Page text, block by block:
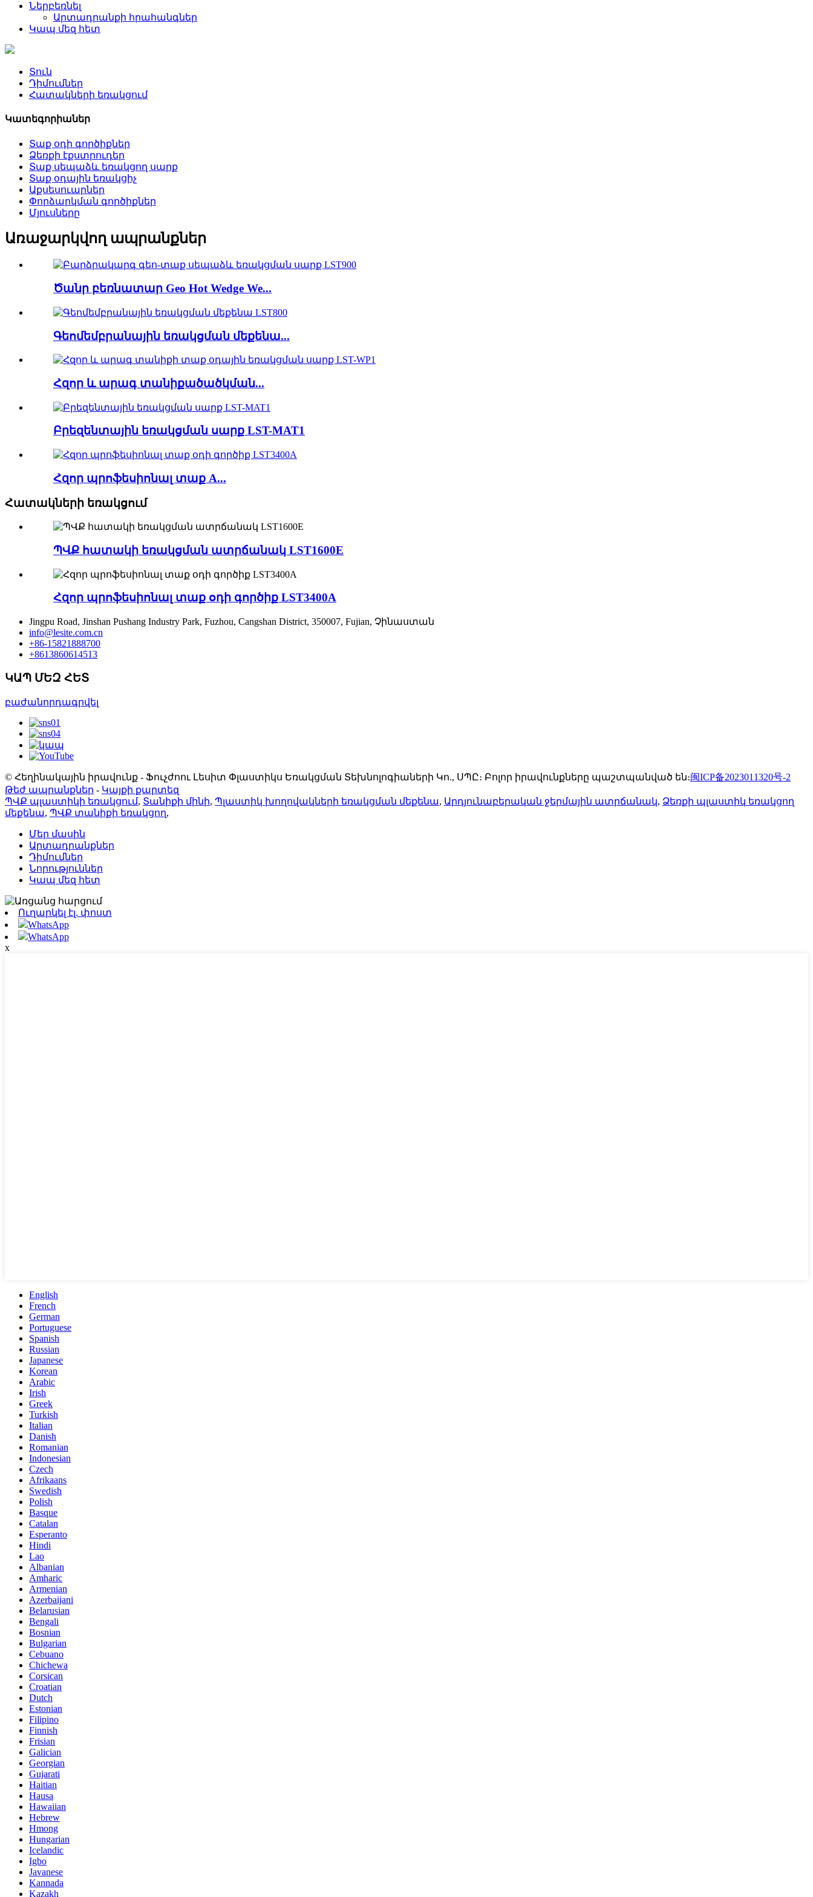
Ներբեռնել
Արտադրանքի հրահանգներ
Կապ մեզ հետ
Տուն
Դիմումներ
Հատակների եռակցում
Կատեգորիաներ
Տաք օդի գործիքներ
Ձեռքի էքստրուդեր
Տաք սեպաձև եռակցող սարք
Տաք օդային եռակցիչ
Աքսեսուարներ
Փորձարկման գործիքներ
Մյուսները
Առաջարկվող ապրանքներ
Ծանր բեռնատար Geo Hot Wedge We...
Գեոմեմբրանային եռակցման մեքենա...
Հզոր և արագ տանիքածածկման...
Բրեզենտային եռակցման սարք LST-MAT1
Հզոր պրոֆեսիոնալ տաք A...
Հատակների եռակցում
ՊՎՔ հատակի եռակցման ատրճանակ LST1600E
Հզոր պրոֆեսիոնալ տաք օդի գործիք LST3400A
Jingpu Road, Jinshan Pushang Industry Park, Fuzhou, Cangshan District, 350007, Fujian, Չինաստան
info@lesite.com.cn
+86-15821888700
+8613860614513
ԿԱՊ ՄԵԶ ՀԵՏ
բաժանորդագրվել
© Հեղինակային իրավունք - Ֆուչժոու Լեսիտ Փլաստիկս Եռակցման Տեխնոլոգիաների Կո., ՍՊԸ։ Բոլոր իրավունքները պաշտպանված են։闽ICP备2023011320号-2
Թեժ ապրանքներ - Կայքի քարտեզ
ՊՎՔ պլաստիկի եռակցում, Տանիքի մինի, Պլաստիկ խողովակների եռակցման մեքենա, Արդյունաբերական ջերմային ատրճանակ, Ձեռքի պլաստիկ եռակցող
մեքենա, ՊՎՔ տանիքի եռակցող,
Մեր մասին
Արտադրանքներ
Դիմումներ
Նորություններ
Կապ մեզ հետ
Ուղարկել էլ. փոստ
WhatsApp
WhatsApp
x
English
French
German
Portuguese
Spanish
Russian
Japanese
Korean
Arabic
Irish
Greek
Turkish
Italian
Danish
Romanian
Indonesian
Czech
Afrikaans
Swedish
Polish
Basque
Catalan
Esperanto
Hindi
Lao
Albanian
Amharic
Armenian
Azerbaijani
Belarusian
Bengali
Bosnian
Bulgarian
Cebuano
Chichewa
Corsican
Croatian
Dutch
Estonian
Filipino
Finnish
Frisian
Galician
Georgian
Gujarati
Haitian
Hausa
Hawaiian
Hebrew
Hmong
Hungarian
Icelandic
Igbo
Javanese
Kannada
Kazakh